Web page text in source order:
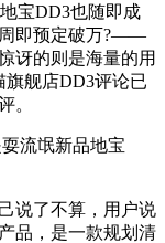
宝DD3也随即成
周即预定破万?——
讶的则是海量的用
旗舰店DD3评论已
。
新品地宝
说了不算，用户说
品，是一款规划清